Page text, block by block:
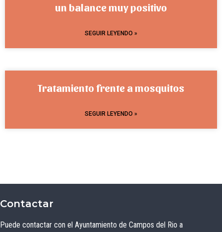
un balance muy positivo
SEGUIR LEYENDO »
Tratamiento frente a mosquitos
SEGUIR LEYENDO »
Contactar
Puede contactar con el Ayuntamiento de Campos del Rio a